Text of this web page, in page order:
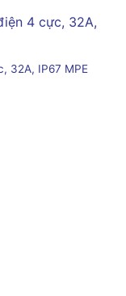
32A, IP67 MPE